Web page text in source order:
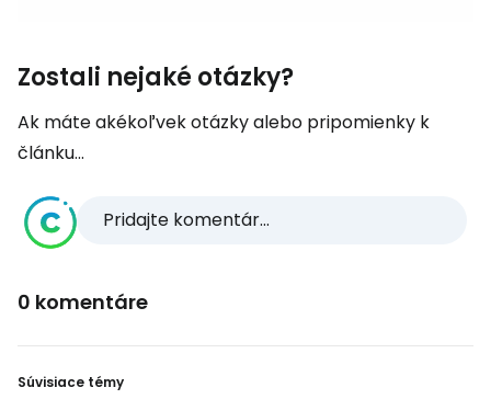
Zostali nejaké otázky?
Ak máte akékoľvek otázky alebo pripomienky k
článku...
Pridajte komentár...
0 komentáre
Súvisiace témy